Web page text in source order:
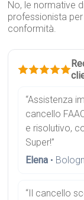
No, le normative
professionista
conformità.
“Assistenza
cancello
e risolutivo,
Super!”
Elena •
“Il cancello